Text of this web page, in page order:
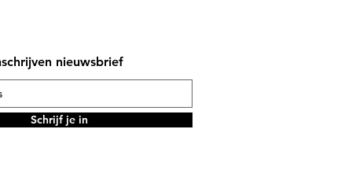
nieuwsbrief
Schrijf je in